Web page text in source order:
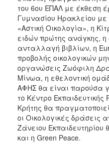
του 6ου ΕΠΑΛ με έκθεση
Γυμνασίου Ηρακλείου
«Αστική Οικολογία», η
ειδών πρώτης ανάγκης,
ανταλλαγή βιβλίων, η
προβολής οικολογικών
οργανώσεις Ζωόφιλη
Μίνωα, η εθελοντική
ΑΦΗΣ θα είναι παρούσα
το Κέντρο Εκπαιδευτικής
Κρήτης θα
οι Οικολογικές δράσεις
Ζάνειου
και η Green Peace.